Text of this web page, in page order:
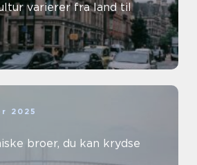
varierer fra land til
2025
broer, du kan krydse